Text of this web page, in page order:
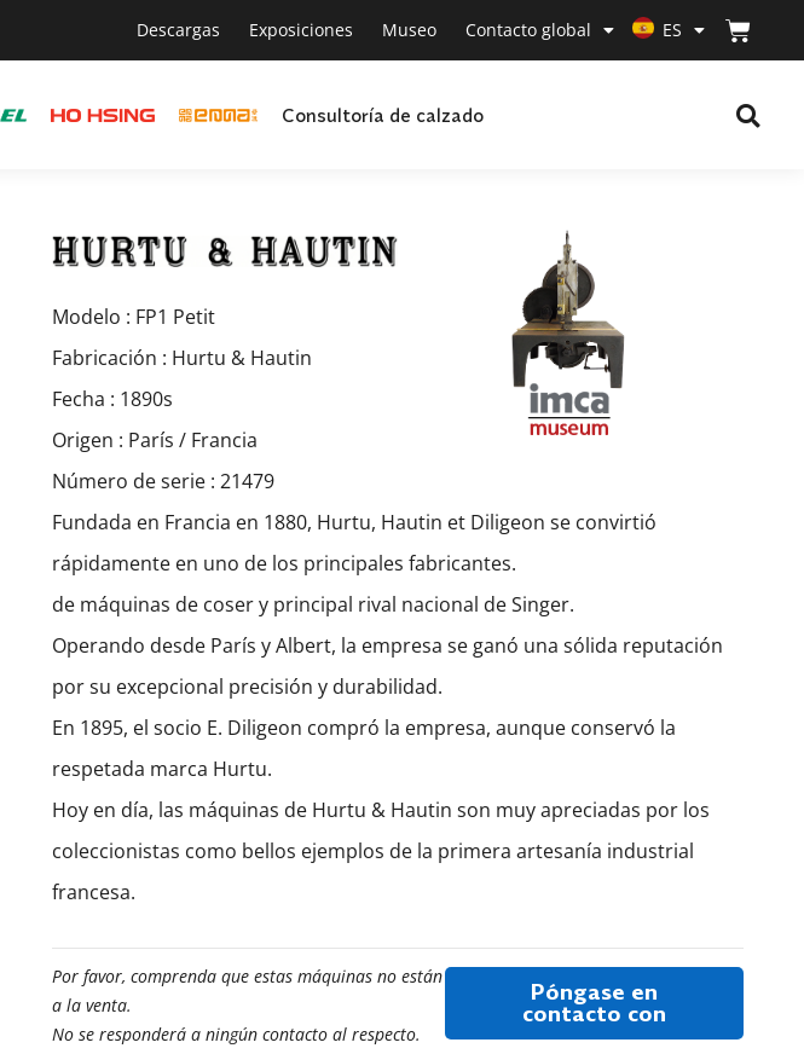
Descargas Exposiciones Museo Contacto global ES
Consultoría de calzado
Modelo : FP1 Petit
Fabricación : Hurtu & Hautin
Fecha : 1890s
Origen : París / Francia
Número de serie : 21479
Fundada en Francia en 1880, Hurtu, Hautin et Diligeon se convirtió
rápidamente en uno de los principales fabricantes.
de máquinas de coser y principal rival nacional de Singer.
Operando desde París y Albert, la empresa se ganó una sólida reputación
por su excepcional precisión y durabilidad.
En 1895, el socio E. Diligeon compró la empresa, aunque conservó la
respetada marca Hurtu.
Hoy en día, las máquinas de Hurtu & Hautin son muy apreciadas por los
coleccionistas como bellos ejemplos de la primera artesanía industrial
francesa.
Por favor, comprenda que estas máquinas no están
a la venta.
No se responderá a ningún contacto al respecto.
Póngase en
contacto con